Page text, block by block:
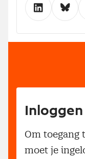
Inloggen
Om toegang
moet je